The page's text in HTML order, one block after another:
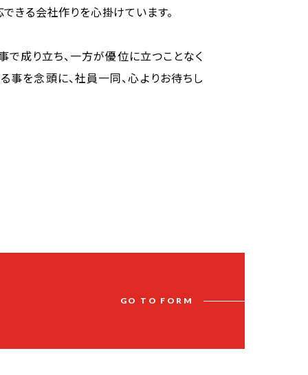
きる会社作りを心掛けています。
成り立ち、一方が優位に立つことなく
を念頭に、社員一同、心よりお待ちし
G O T O F O R M